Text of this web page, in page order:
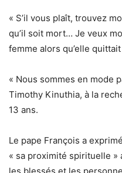
« S’il vous plaît, trouvez
qu’il soit mort… Je veux
femme alors qu’elle
« Nous sommes en mode
Timothy Kinuthia, à la
13 ans.
Le pape François a
« sa proximité spirituelle